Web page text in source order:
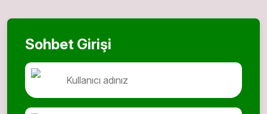
Sohbet Girişi